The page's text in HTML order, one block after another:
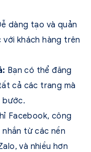
dàng tạo và quản
khách hàng trên
Bạn có thể đăng
cả các trang mà
bước.
Facebook, công
từ các nền
và nhiều hơn